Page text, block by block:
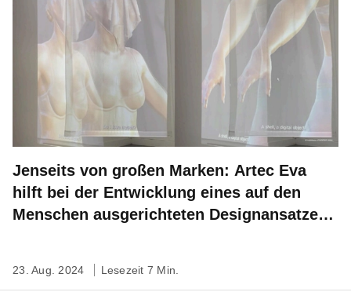
Jenseits von großen Marken: Artec Eva
hilft bei der Entwicklung eines auf den
Menschen ausgerichteten Designansatzes
23. Aug. 2024 Lesezeit 7 Min.